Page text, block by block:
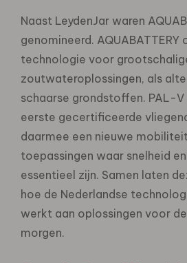
Naast LeydenJar waren
genomineerd.
technologie voor
zoutwateroplossingen, als
schaarse grondstoffen. PAL-
eerste gecertificeerde
daarmee een nieuwe
toepassingen waar snelheid
essentieel zijn. Samen laten
hoe de Nederlandse
werkt aan oplossingen voor
morgen.